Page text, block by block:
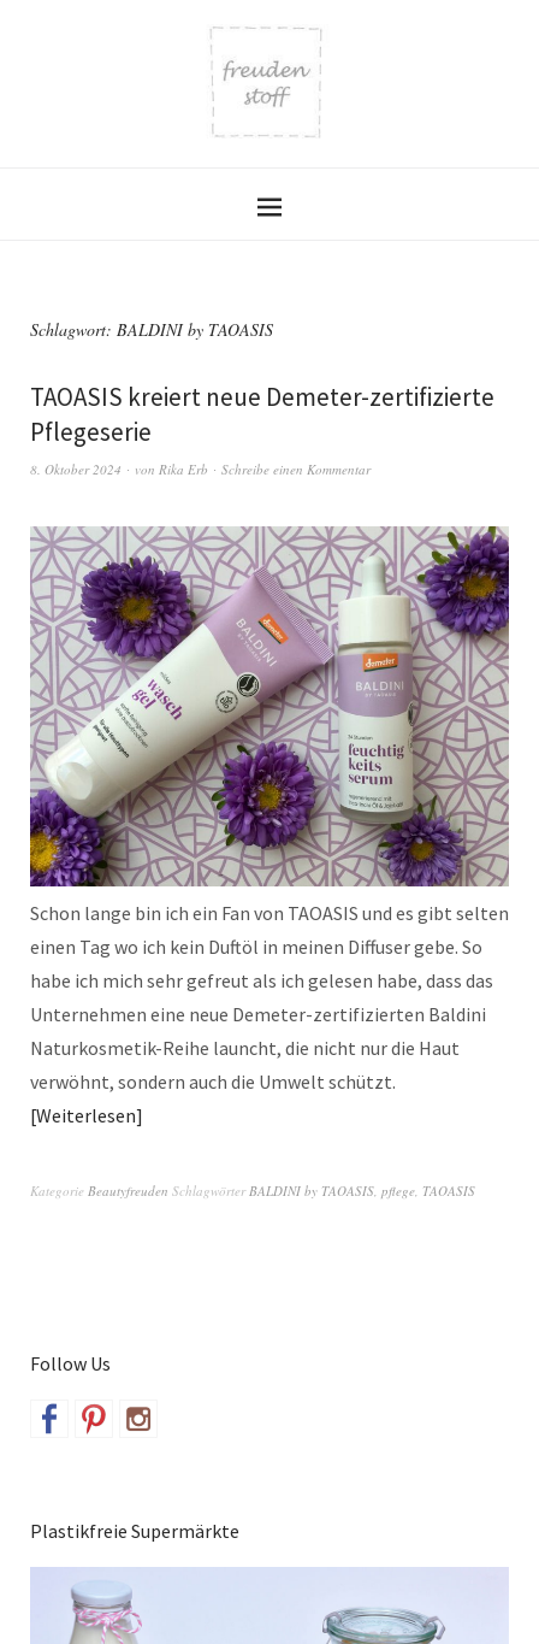
Schlagwort: BALDINI by TAOASIS
TAOASIS kreiert neue Demeter-zertifizierte
Pflegeserie
8. Oktober 2024 von Rika Erb Schreibe einen Kommentar
Schon lange bin ich ein Fan von TAOASIS und es gibt selten
einen Tag wo ich kein Duftöl in meinen Diffuser gebe. So
habe ich mich sehr gefreut als ich gelesen habe, dass das
Unternehmen eine neue Demeter-zertifizierten Baldini
Naturkosmetik-Reihe launcht, die nicht nur die Haut
verwöhnt, sondern auch die Umwelt schützt.
Weiterlesen
Kategorie Beautyfreuden SchlagwörterBALDINI by TAOASIS, pflege, TAOASIS
Follow Us
Plastikfreie Supermärkte